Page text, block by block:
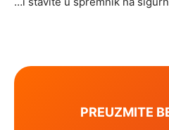
PREUZMITE